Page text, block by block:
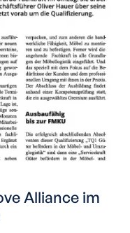
Alliance im